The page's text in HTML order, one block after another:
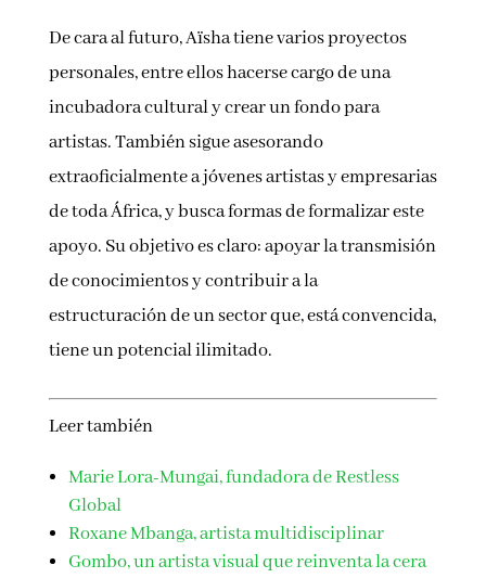
De cara al futuro, Aïsha tiene varios proyectos
personales, entre ellos hacerse cargo de una
incubadora cultural y crear un fondo para
artistas. También sigue asesorando
extraoficialmente a jóvenes artistas y empresarias
de toda África, y busca formas de formalizar este
apoyo. Su objetivo es claro: apoyar la transmisión
de conocimientos y contribuir a la
estructuración de un sector que, está convencida,
tiene un potencial ilimitado.
Leer también
Marie Lora-Mungai, fundadora de Restless
Global
Roxane Mbanga, artista multidisciplinar
Gombo, un artista visual que reinventa la cera